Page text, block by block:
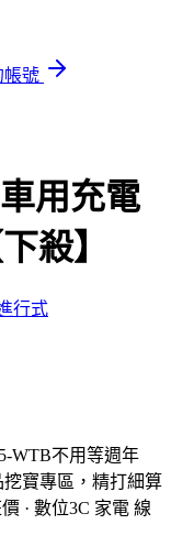
帳號
用充電
殺】
行式
WTB不用等週年
寶專區，精打細算
· 數位3C 家電 線